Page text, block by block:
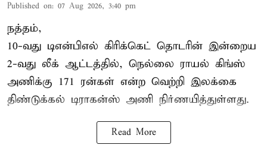
Published on: 07 Aug 2026, 3:40 pm
நத்தம்,
10-வது டிஎன்பிஎல் கிரிக்கெட் தொடரின் இன்றைய
2-வது லீக் ஆட்டத்தில், நெல்லை ராயல் கிங்ஸ்
அணிக்கு 171 ரன்கள் என்ற வெற்றி இலக்கை
திண்டுக்கல் டிராகன்ஸ் அணி நிர்ணயித்துள்ளது.
Read More